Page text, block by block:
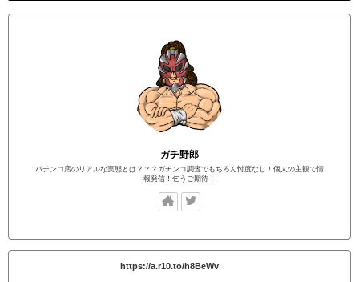
ガチ野郎
パチンコ店のリアルな実態とは？？？ガチンコ調査でもちろん忖度なし！個人の主観で情
報発信！乞うご期待！
https://a.r10.to/h8BeWv